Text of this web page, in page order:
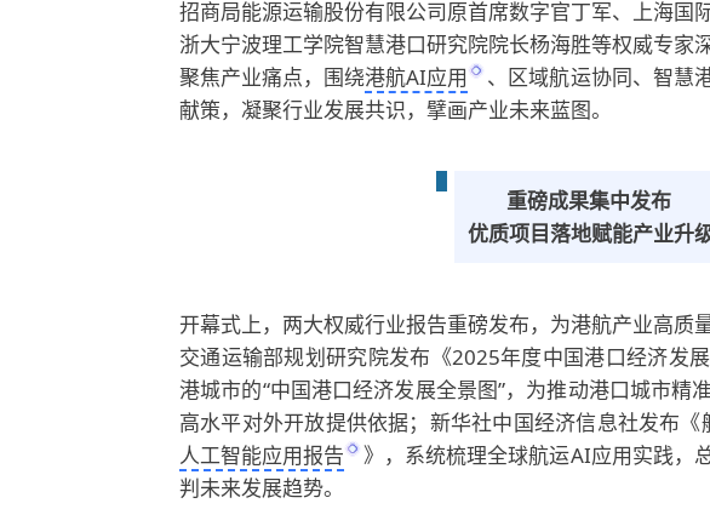
招商局能源运输股份有限公司原首席数字官丁军、上海国
浙大宁波理工学院智慧港口研究院院长杨海胜等权威专家
聚焦产业痛点，围绕港航AI应用
、区域航运协同、智慧
献策，凝聚行业发展共识，擘画产业未来蓝图。
重磅成果集中发布
优质项目落地赋能产业升
开幕式上，两大权威行业报告重磅发布，为港航产业高质
交通运输部规划研究院发布《2025年度中国港口经济发
港城市的“中国港口经济发展全景图”，为推动港口城市精
高水平对外开放提供依据；新华社中国经济信息社发布
人工智能应用报告
》，系统梳理全球航运AI应用实践，
判未来发展趋势。